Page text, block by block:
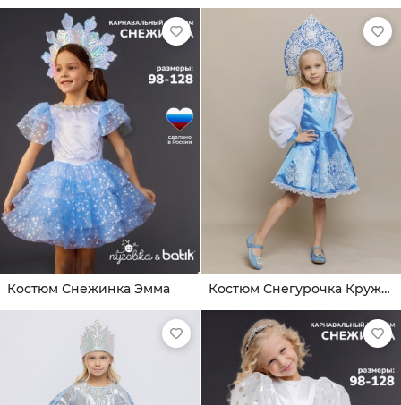
Костюм Снежинка Эмма Костюм Снегурочка Кружевница